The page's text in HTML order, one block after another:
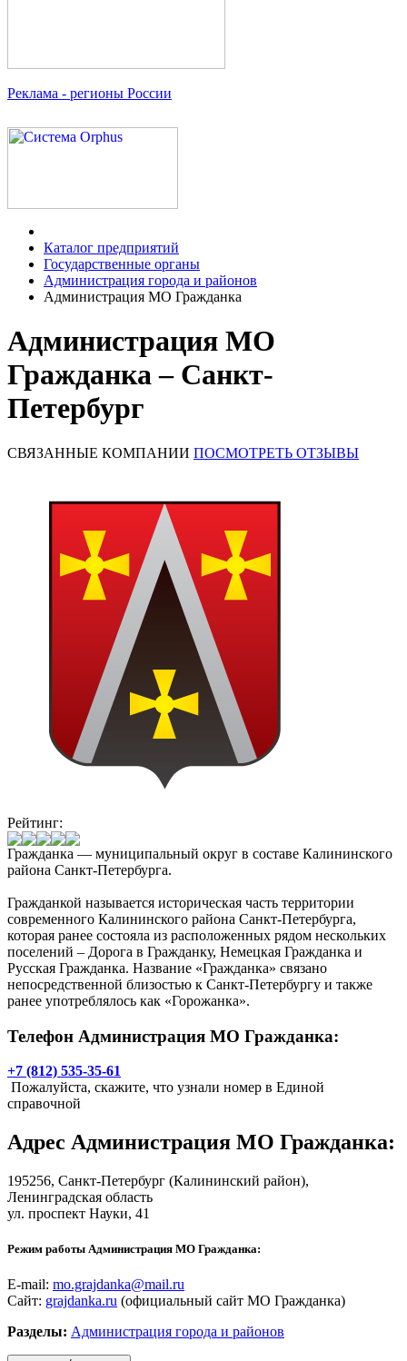
Реклама - регионы России
Каталог предприятий
Государственные органы
Администрация города и районов
Администрация МО Гражданка
Администрация МО
Гражданка – Санкт-
Петербург
СВЯЗАННЫЕ КОМПАНИИ ПОСМОТРЕТЬ ОТЗЫВЫ
Рейтинг:
Гражданка — муниципальный округ в составе Калининского
района Санкт-Петербурга.
Гражданкой называется историческая часть территории
современного Калининского района Санкт-Петербурга,
которая ранее состояла из расположенных рядом нескольких
поселений – Дорога в Гражданку, Немецкая Гражданка и
Русская Гражданка. Название «Гражданка» связано
непосредственной близостью к Санкт-Петербургу и также
ранее употреблялось как «Горожанка».
Телефон Администрация МО Гражданка:
+7 (812) 535-35-61
Пожалуйста, скажите, что узнали номер в Единой
справочной
Адрес Администрация МО Гражданка:
195256, Санкт-Петербург (Калининский район),
Ленинградская область
ул. проспект Науки, 41
Режим работы Администрация МО Гражданка:
E-mail: mo.grajdanka@mail.ru
Сайт: grajdanka.ru (официальный сайт МО Гражданка)
Разделы: Администрация города и районов